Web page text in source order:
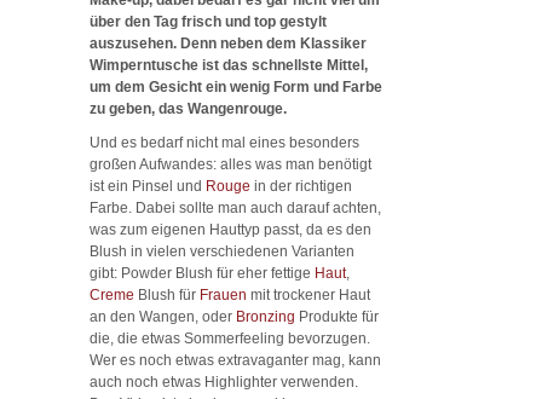
über den Tag frisch und top gestylt
auszusehen. Denn neben dem Klassiker
Wimperntusche ist das schnellste Mittel,
um dem Gesicht ein wenig Form und Farbe
zu geben, das Wangenrouge.
Und es bedarf nicht mal eines besonders
großen Aufwandes: alles was man benötigt
ist ein Pinsel und Rouge in der richtigen
Farbe. Dabei sollte man auch darauf achten,
was zum eigenen Hauttyp passt, da es den
Blush in vielen verschiedenen Varianten
gibt: Powder Blush für eher fettige Haut,
Creme Blush für Frauen mit trockener Haut
an den Wangen, oder Bronzing Produkte für
die, die etwas Sommerfeeling bevorzugen.
Wer es noch etwas extravaganter mag, kann
auch noch etwas Highlighter verwenden.